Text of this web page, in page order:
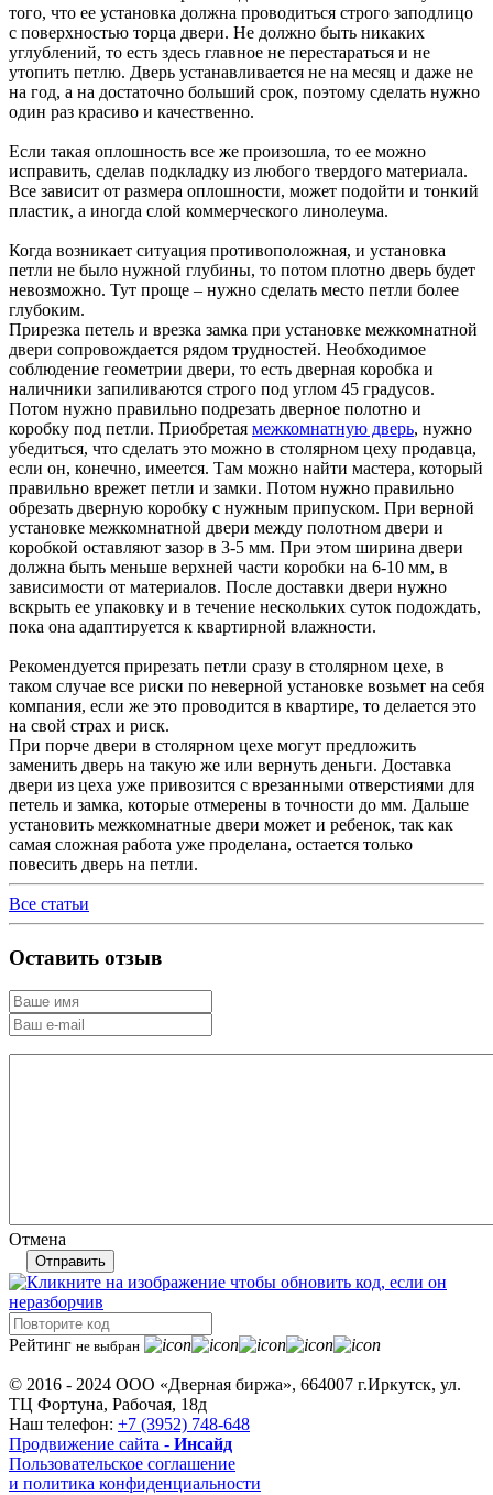
того, что ее установка должна проводиться строго заподлицо
с поверхностью торца двери. Не должно быть никаких
углублений, то есть здесь главное не перестараться и не
утопить петлю. Дверь устанавливается не на месяц и даже не
на год, а на достаточно больший срок, поэтому сделать нужно
один раз красиво и качественно.
Если такая оплошность все же произошла, то ее можно
исправить, сделав подкладку из любого твердого материала.
Все зависит от размера оплошности, может подойти и тонкий
пластик, а иногда слой коммерческого линолеума.
Когда возникает ситуация противоположная, и установка
петли не было нужной глубины, то потом плотно дверь будет
невозможно. Тут проще – нужно сделать место петли более
глубоким.
Прирезка петель и врезка замка при установке межкомнатной
двери сопровождается рядом трудностей. Необходимое
соблюдение геометрии двери, то есть дверная коробка и
наличники запиливаются строго под углом 45 градусов.
Потом нужно правильно подрезать дверное полотно и
коробку под петли. Приобретая межкомнатную дверь, нужно
убедиться, что сделать это можно в столярном цеху продавца,
если он, конечно, имеется. Там можно найти мастера, который
правильно врежет петли и замки. Потом нужно правильно
обрезать дверную коробку с нужным припуском. При верной
установке межкомнатной двери между полотном двери и
коробкой оставляют зазор в 3-5 мм. При этом ширина двери
должна быть меньше верхней части коробки на 6-10 мм, в
зависимости от материалов. После доставки двери нужно
вскрыть ее упаковку и в течение нескольких суток подождать,
пока она адаптируется к квартирной влажности.
Рекомендуется прирезать петли сразу в столярном цехе, в
таком случае все риски по неверной установке возьмет на себя
компания, если же это проводится в квартире, то делается это
на свой страх и риск.
При порче двери в столярном цехе могут предложить
заменить дверь на такую же или вернуть деньги. Доставка
двери из цеха уже привозится с врезанными отверстиями для
петель и замка, которые отмерены в точности до мм. Дальше
установить межкомнатные двери может и ребенок, так как
самая сложная работа уже проделана, остается только
повесить дверь на петли.
Все статьи
Оставить отзыв
Отмена
Отправить
Рейтинг не выбран
© 2016 - 2024 ООО «Дверная биржа», 664007 г.Иркутск, ул.
ТЦ Фортуна, Рабочая, 18д
Наш телефон: +7 (3952) 748-648
Продвижение сайта - Инсайд
Пользовательское соглашение
и политика конфиденциальности